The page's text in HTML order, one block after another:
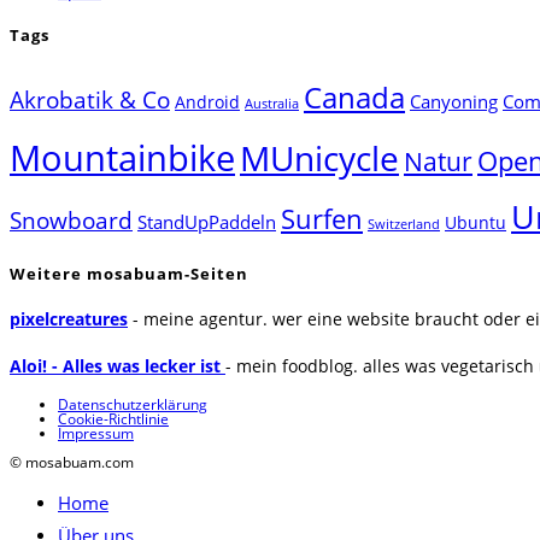
Tags
Akrobatik & Co Android Australia Canada Canyoning
MountainbikeMUnicycle Natur
Snowboard StandUpPaddeln Surfen Switzerland Ubuntu
Weitere mosabuam-Seiten
pixelcreatures - meine agentur. wer eine website braucht oder
Aloi! - Alles was lecker ist - mein foodblog. alles was
Datenschutzerklärung
Cookie-Richtlinie
Impressum
© mosabuam.com
Home
Über uns